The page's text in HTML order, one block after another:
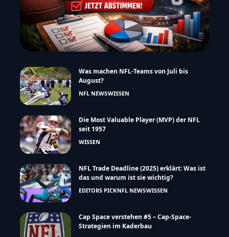
Was machen NFL-Teams von Juli bis
August?
NFL NEWSWISSEN
Die Most Valuable Player (MVP) der NFL
seit 1957
WISSEN
NFL Trade Deadline (2025) erklärt: Was ist
das und warum ist sie wichtig?
EDITORS PICKNFL NEWSWISSEN
Cap Space verstehen #5 – Cap-Space-
Strategien im Kaderbau